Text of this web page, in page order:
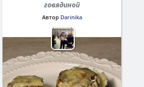
говядиной
Автор Darinika